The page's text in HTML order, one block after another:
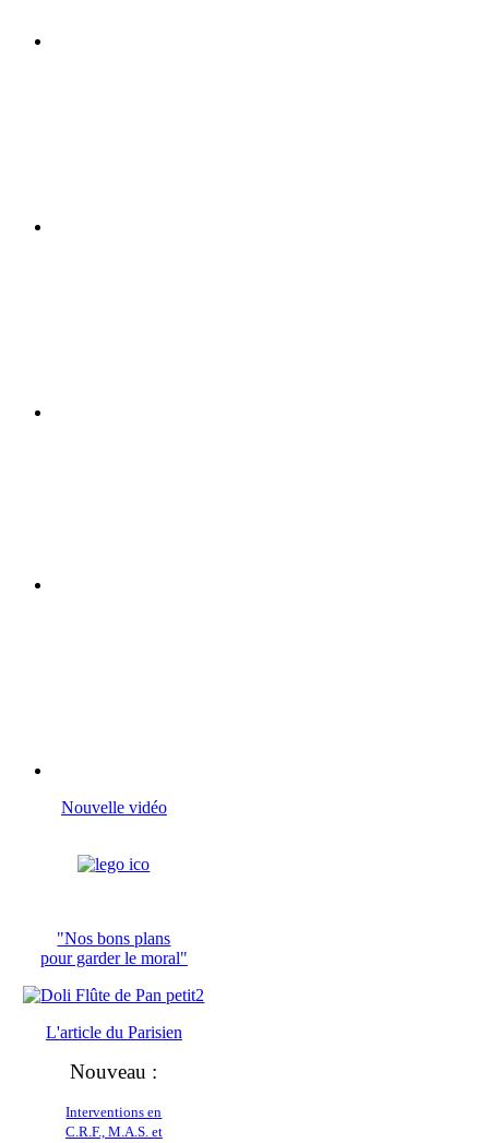
Nouvelle vidéo
"Nos bons plans
pour garder le moral"
L'article du Parisien
Nouveau :
Interventions en
C.R.F., M.A.S. et